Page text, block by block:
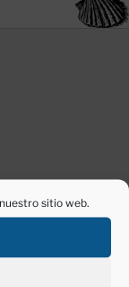
sitio web.